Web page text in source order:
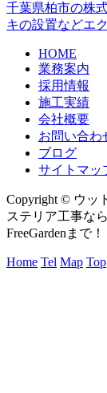
千葉県柏市の株
キの設置などエ
HOME
業務案内
採用情報
施工実績
会社概要
お問い合わ
ブログ
サイトマッ
Copyright © ウッ
ステリア工事な
FreeGardenまで
Home Tel Map Top